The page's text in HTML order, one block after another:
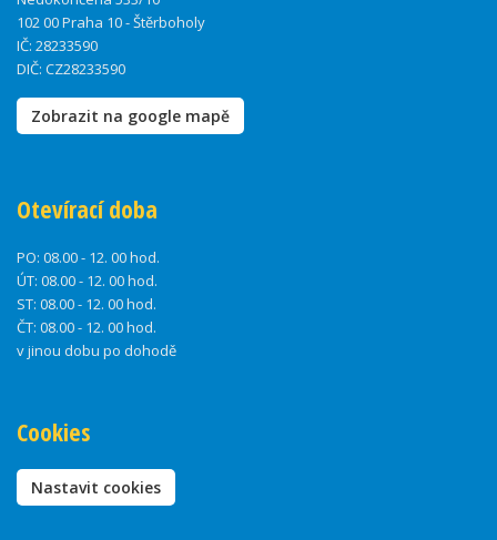
102 00 Praha 10 - Štěrboholy
IČ: 28233590
DIČ: CZ28233590
Zobrazit na google mapě
Otevírací doba
PO: 08.00 - 12. 00 hod.
ÚT: 08.00 - 12. 00 hod.
ST: 08.00 - 12. 00 hod.
ČT: 08.00 - 12. 00 hod.
v jinou dobu po dohodě
Cookies
Nastavit cookies